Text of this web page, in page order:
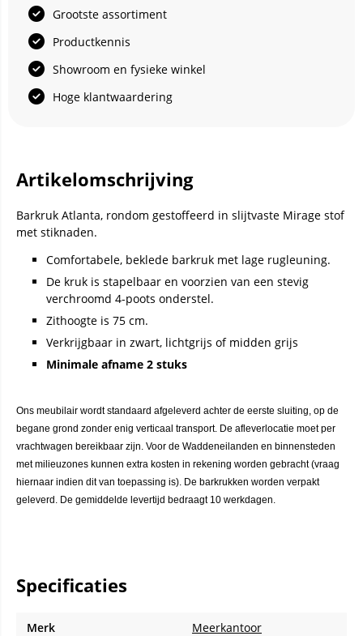
Grootste assortiment
Productkennis
Showroom en fysieke winkel
Hoge klantwaardering
Artikelomschrijving
Barkruk Atlanta, rondom gestoffeerd in slijtvaste Mirage stof
met stiknaden.
Comfortabele, beklede barkruk met lage rugleuning.
De kruk is stapelbaar en voorzien van een stevig
verchroomd 4-poots onderstel.
Zithoogte is 75 cm.
Verkrijgbaar in zwart, lichtgrijs of midden grijs
Minimale afname 2 stuks
Ons meubilair wordt standaard afgeleverd achter de eerste sluiting, op de
begane grond zonder enig verticaal transport. De afleverlocatie moet per
vrachtwagen bereikbaar zijn. Voor de Waddeneilanden en binnensteden
met milieuzones kunnen extra kosten in rekening worden gebracht (vraag
hiernaar indien dit van toepassing is). De barkrukken worden verpakt
geleverd. De gemiddelde levertijd bedraagt 10 werkdagen.
Specificaties
Merk
Meerkantoor